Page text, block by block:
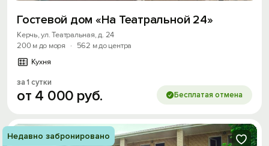
Гостевой дом «На Театральной 24»
Керчь, ул. Театральная, д. 24
200 м до моря
·
562 м до центра
Кухня
за 1 сутки
от 4 000 руб. Бесплатая отмена
Недавно забронировано